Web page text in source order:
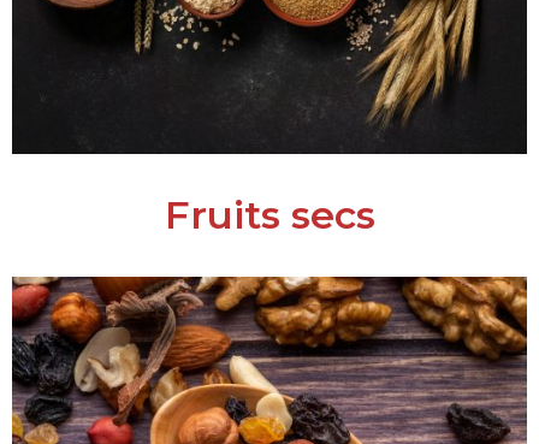
Fruits secs